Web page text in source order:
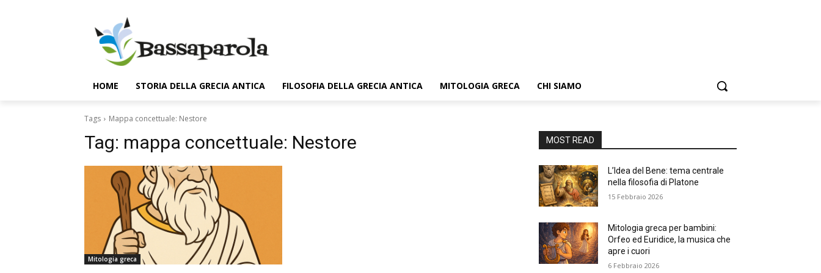
HOME STORIA DELLA GRECIA ANTICA FILOSOFIA DELLA GRECIA ANTICA MITOLOGIA GRECA CHI SIAMO
Tags Mappa concettuale: Nestore
Tag: mappa concettuale: Nestore
Mitologia greca
MOST READ
L’Idea del Bene: tema centrale
nella filosofia di Platone
15 Febbraio 2026
Mitologia greca per bambini:
Orfeo ed Euridice, la musica che
apre i cuori
6 Febbraio 2026